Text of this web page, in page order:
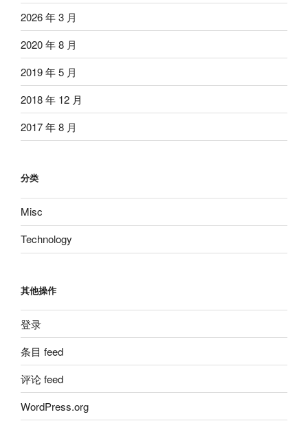
2026 年 3 月
2020 年 8 月
2019 年 5 月
2018 年 12 月
2017 年 8 月
分类
Misc
Technology
其他操作
登录
条目 feed
评论 feed
WordPress.org